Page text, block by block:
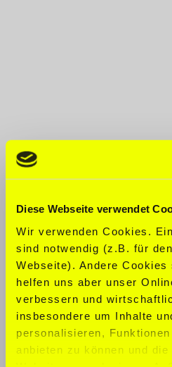
Diese Webseite verwendet
Wir verwenden Cookies.
sind notwendig (z.B. für
Webseite). Andere Cookies
helfen uns aber unser
verbessern und
insbesondere um Inhalte
personalisieren,
anbieten zu können und